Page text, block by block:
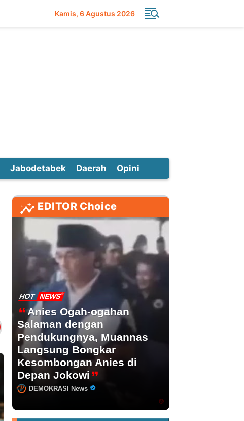
Kamis 6 Agustus 2026
Jabodetabek Daerah Opini
EDITOR Choice
HOT NEWS
Anies Ogah-ogahan
Salaman dengan
Pendukungnya, Muannas
Langsung Bongkar
Kesombongan Anies di
Depan Jokowi
DEMOKRASI News